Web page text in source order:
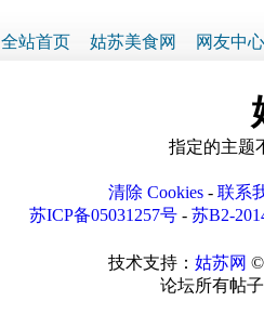
全站首页 姑苏美食网 网友中心
指定的主题
清除 Cookies- 联系
苏ICP备05031257号 - 苏B2-
技术支持： 姑苏网 ©
论坛所有帖